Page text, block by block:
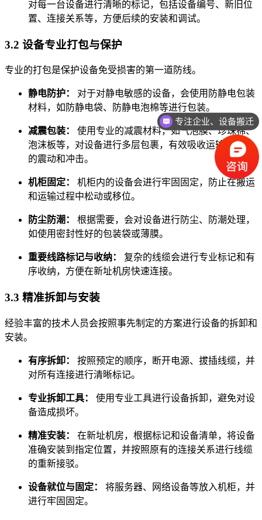
对每一台设备进行清晰的标记，包括设备编号、新旧位
置、连接关系等，方便后续的安装和调试。
3.2 设备专业打包与保护
专业的打包是保护设备免受损害的第一道防线。
静电防护：
对于对静电敏感的设备，会使用防静电包装
材料，如防静电袋、防静电泡棉等进行包装。
减震包装：
使用专业的减震材料，如气泡膜、珍珠棉、
泡沫板等，对设备进行多层包裹，有效吸收运输过程中
的震动和冲击。
机柜固定：
机柜内的设备会进行牢固固定，防止在搬运
和运输过程中松动或移位。
防尘防潮：
根据需要，会对设备进行防尘、防潮处理，
如使用密封性好的包装袋或薄膜。
重要线路标记与收纳：
复杂的线缆会进行专业标记和有
序收纳，方便在新址机房快速连接。
3.3 精准拆卸与安装
经验丰富的技术人员会按照事先制定的方案进行设备的拆卸和
安装。
有序拆卸：
按照预定的顺序，断开电源、拔插线缆，并
对所有连接进行清晰标记。
专业拆卸工具：
使用专业工具进行设备拆卸，避免对设
备造成损坏。
精准安装：
在新址机房，根据标记和设备清单，将设备
准确安装到指定位置，并按照原有的连接关系进行线缆
的重新接驳。
设备就位与固定：
将服务器、网络设备等放入机柜，并
进行牢固固定。
专注企业、设备搬迁
免费上门，设计方案